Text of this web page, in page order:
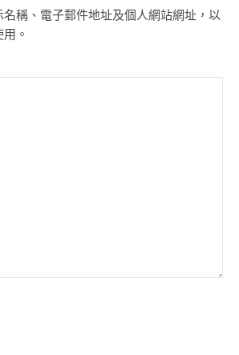
名稱、電子郵件地址及個人網站網址，以
。